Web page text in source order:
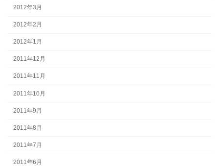
2012年3月
2012年2月
2012年1月
2011年12月
2011年11月
2011年10月
2011年9月
2011年8月
2011年7月
2011年6月